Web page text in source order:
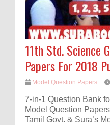
11th Std. Science
Papers For 2018
Model Question Papers
7-in-1 Question Bank
Model Question
Tamil Govt. & Sura’s